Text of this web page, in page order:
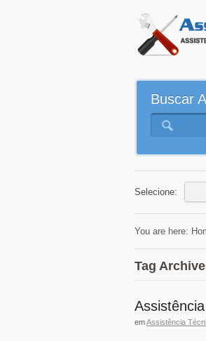
Buscar
Selecione:
You are here:
Tag
emAssistência